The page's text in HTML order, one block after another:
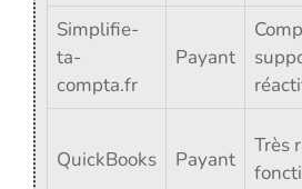
Simplifie-
ta-
compta.fr
Payant
QuickBooks Payant
Très